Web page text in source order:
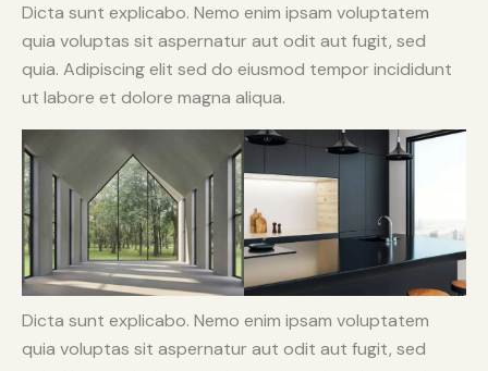
Dicta sunt explicabo. Nemo enim ipsam voluptatem
quia voluptas sit aspernatur aut odit aut fugit, sed
quia. Adipiscing elit sed do eiusmod tempor incididunt
ut labore et dolore magna aliqua.
Dicta sunt explicabo. Nemo enim ipsam voluptatem
quia voluptas sit aspernatur aut odit aut fugit, sed